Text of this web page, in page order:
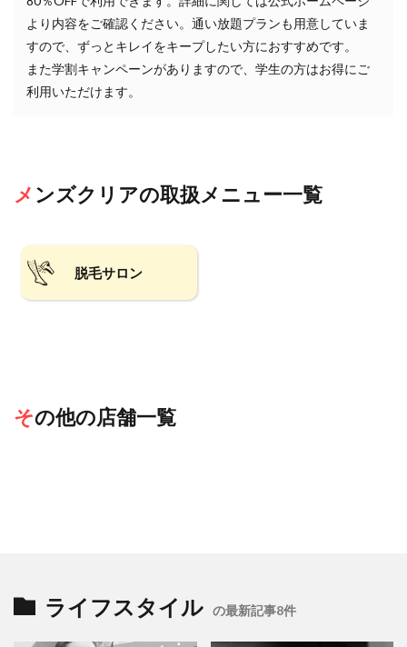
より内容をご確認ください。通い放題プランも用意していま
すので、ずっとキレイをキープしたい方におすすめです。
また学割キャンペーンがありますので、学生の方はお得にご
利用いただけます。
メンズクリアの取扱メニュー一覧
脱毛サロン
その他の店舗一覧
ライフスタイル の最新記事8件